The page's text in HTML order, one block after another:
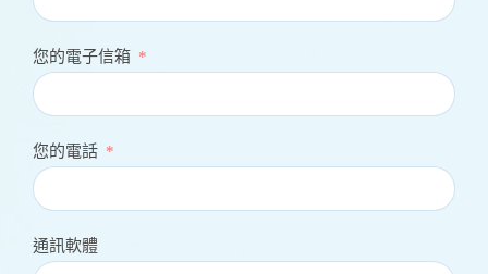
您的電子信箱
您的電話
通訊軟體